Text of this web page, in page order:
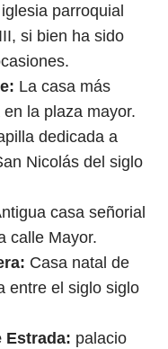
parroquial
si bien ha sido
La casa más
la plaza mayor.
dedicada a
Nicolás del siglo
casa señorial
calle Mayor.
Casa natal de
entre el siglo siglo
Estrada: palacio